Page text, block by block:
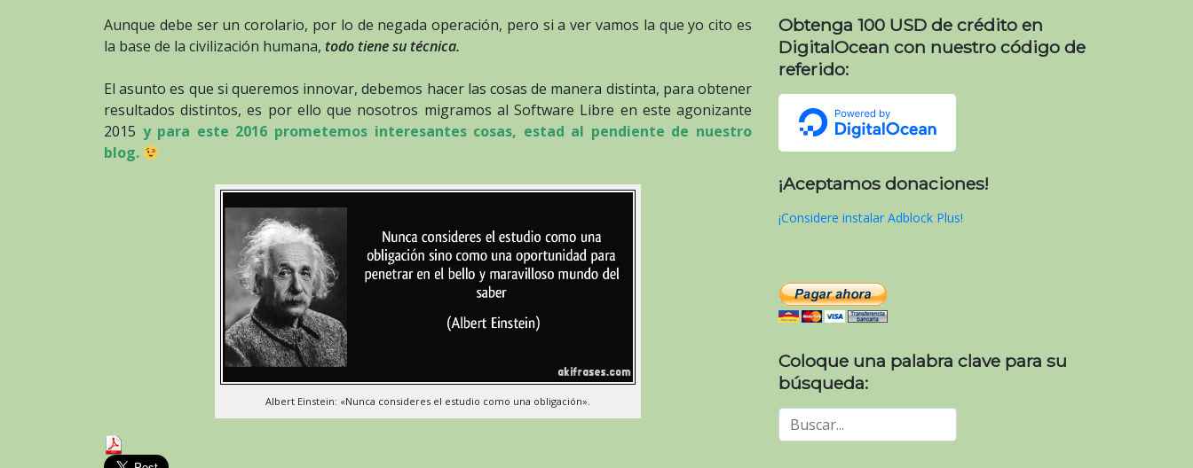
Aunque debe ser un corolario, por lo de negada operación, pero si a ver vamos la que yo cito es
la base de la civilización humana, todo tiene su técnica.
El asunto es que si queremos innovar, debemos hacer las cosas de manera distinta, para obtener
resultados distintos, es por ello que nosotros migramos al Software Libre en este agonizante
2015 y para este 2016 prometemos interesantes cosas, estad al pendiente de nuestro
blog.
Albert Einstein: «Nunca consideres el estudio como una obligación».
Obtenga 100 USD de crédito en
DigitalOcean con nuestro código de
referido:
¡Aceptamos donaciones!
¡Considere instalar Adblock Plus!
Coloque una palabra clave para su
búsqueda: